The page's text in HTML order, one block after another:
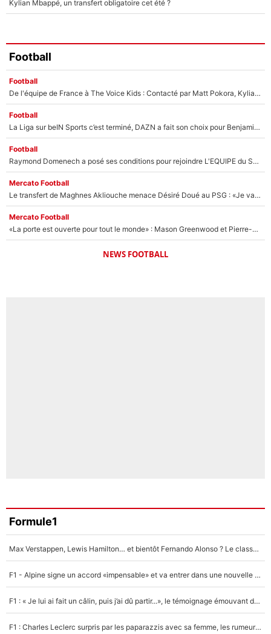
Kylian Mbappé, un transfert obligatoire cet été ?
Football
Football
De l'équipe de France à The Voice Kids : Contacté par Matt Pokora, Kylian Mbappé a accepté de jouer un rôle inédit sur TF1 !
Football
La Liga sur beIN Sports c’est terminé, DAZN a fait son choix pour Benjamin Da Silva et Omar Da Fonseca !
Football
Raymond Domenech a posé ses conditions pour rejoindre L'EQUIPE du Soir : Il refuse de faire l'émission avec un autre chroniqueur !
Mercato Football
Le transfert de Maghnes Akliouche menace Désiré Doué au PSG : «Je valide à 200%»
Mercato Football
«La porte est ouverte pour tout le monde» : Mason Greenwood et Pierre-Emerick Aubameyang ont quitté l'OM, Amine Gouiri balance sur la suite du mercato et sur la réaction du vestiaire !
NEWS FOOTBALL
Formule1
Max Verstappen, Lewis Hamilton… et bientôt Fernando Alonso ? Le classement des pilotes les mieux payés en Formule 1 risque de changer !
F1 - Alpine signe un accord «impensable» et va entrer dans une nouvelle dimension : Grande nouvelle pour Pierre Gasly !
F1 : « Je lui ai fait un câlin, puis j’ai dû partir...», le témoignage émouvant de Max Verstappen sur sa fille
F1 : Charles Leclerc surpris par les paparazzis avec sa femme, les rumeurs étaient vraies !